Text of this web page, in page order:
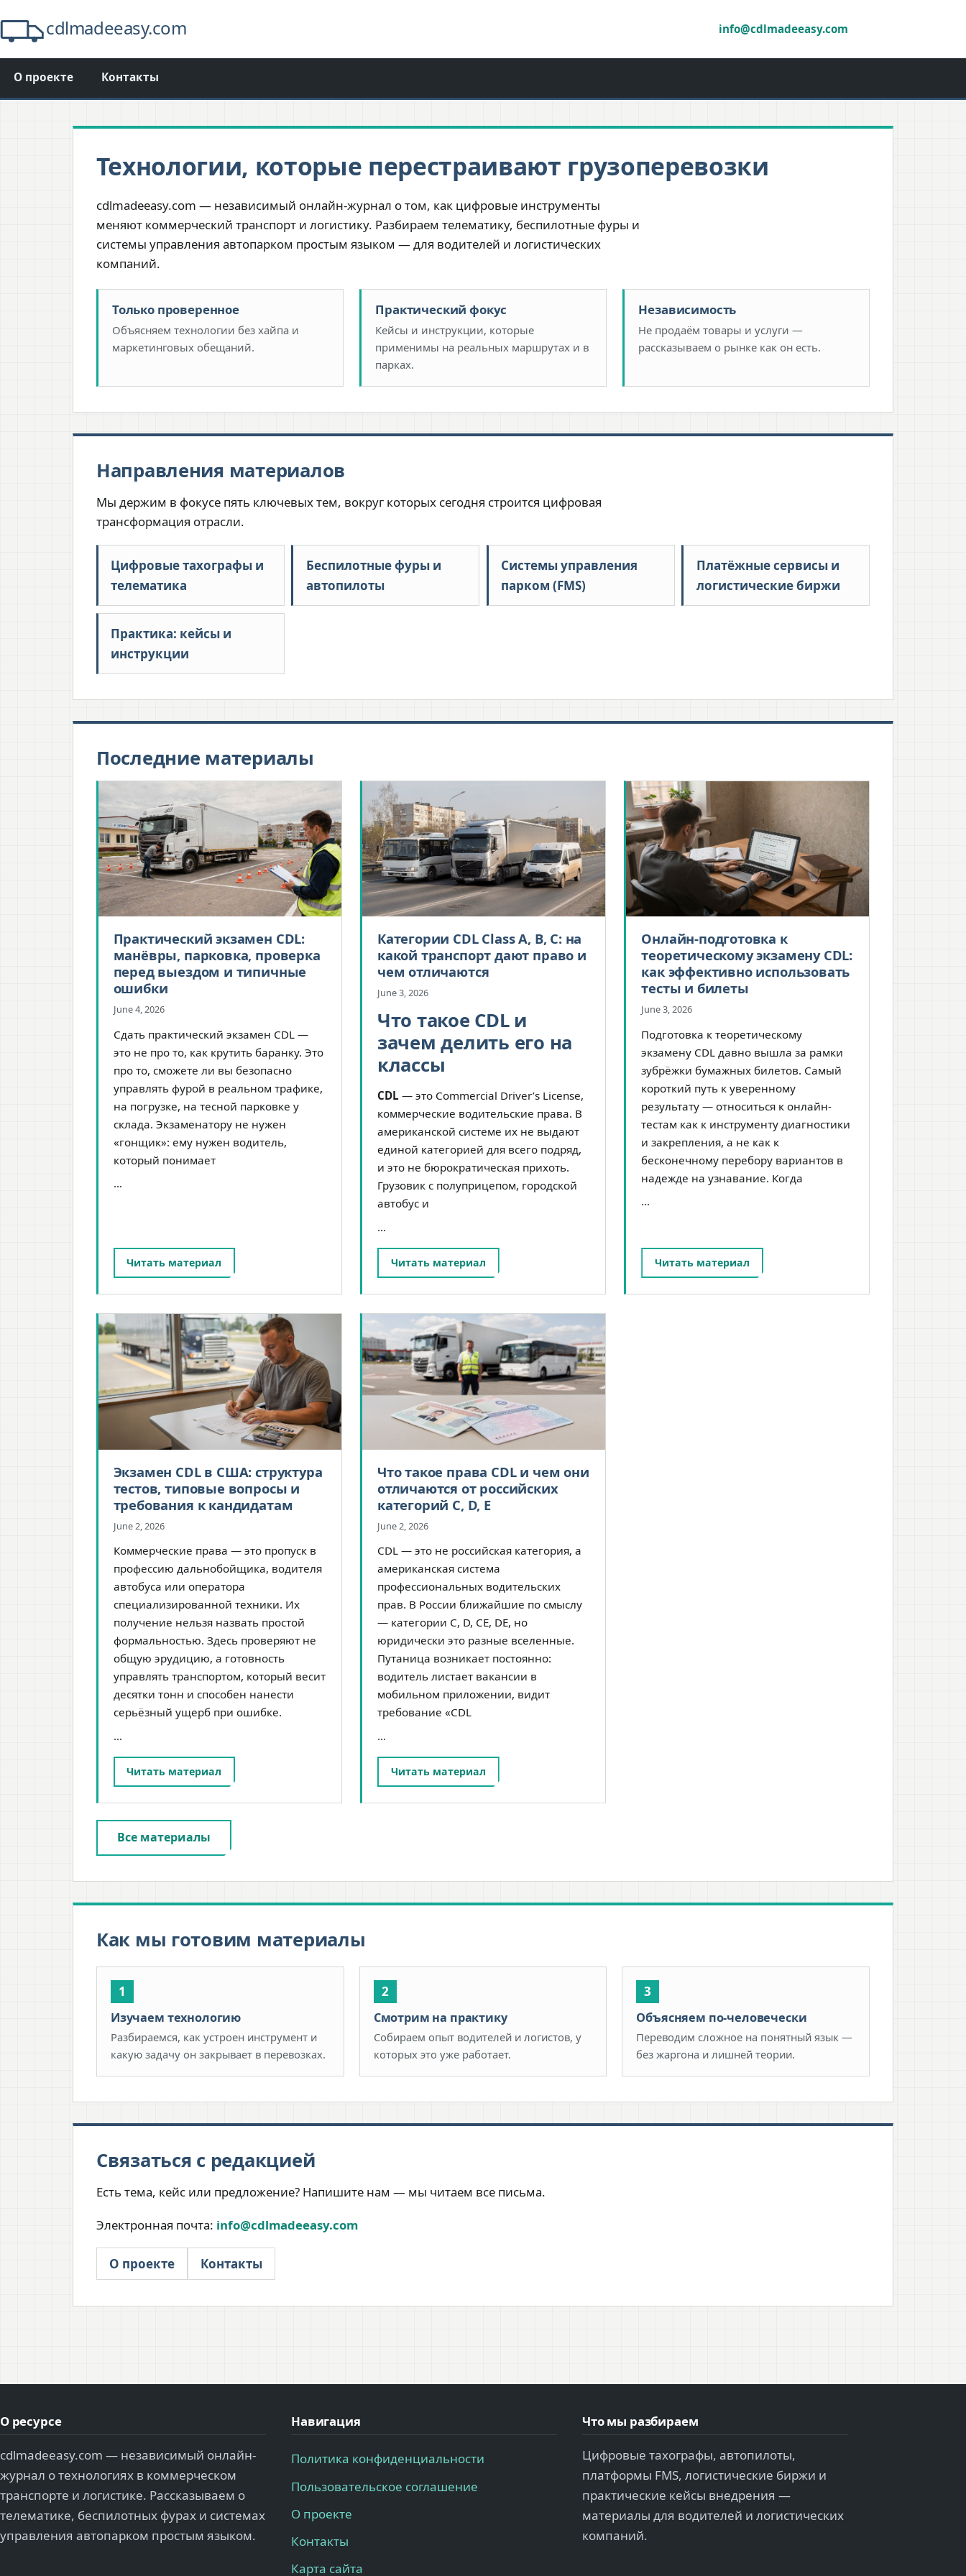
cdlmadeeasy.com info@cdlmadeeasy.com
О проекте Контакты
Технологии, которые перестраивают грузоперевозки
cdlmadeeasy.com — независимый онлайн-журнал о том, как цифровые инструменты
меняют коммерческий транспорт и логистику. Разбираем телематику, беспилотные фуры и
системы управления автопарком простым языком — для водителей и логистических
компаний.
Только проверенное
Объясняем технологии без хайпа и
маркетинговых обещаний.
Практический фокус
Кейсы и инструкции, которые
применимы на реальных маршрутах и в
парках.
Независимость
Не продаём товары и услуги —
рассказываем о рынке как он есть.
Направления материалов
Мы держим в фокусе пять ключевых тем, вокруг которых сегодня строится цифровая
трансформация отрасли.
Цифровые тахографы и
телематика
Беспилотные фуры и
автопилоты
Системы управления
парком (FMS)
Платёжные сервисы и
логистические биржи
Практика: кейсы и
инструкции
Последние материалы
Практический экзамен CDL:
манёвры, парковка, проверка
перед выездом и типичные
ошибки
June 4, 2026
Сдать практический экзамен CDL —
это не про то, как крутить баранку. Это
про то, сможете ли вы безопасно
управлять фурой в реальном трафике,
на погрузке, на тесной парковке у
склада. Экзаменатору не нужен
«гонщик»: ему нужен водитель,
который понимает
…
Читать материал
Категории CDL Class A, B, C: на
какой транспорт дают право и
чем отличаются
June 3, 2026
Что такое CDL и
зачем делить его на
классы
CDL — это Commercial Driver’s License,
коммерческие водительские права. В
американской системе их не выдают
единой категорией для всего подряд,
и это не бюрократическая прихоть.
Грузовик с полуприцепом, городской
автобус и
…
Читать материал
Онлайн-подготовка к
теоретическому экзамену CDL:
как эффективно использовать
тесты и билеты
June 3, 2026
Подготовка к теоретическому
экзамену CDL давно вышла за рамки
зубрёжки бумажных билетов. Самый
короткий путь к уверенному
результату — относиться к онлайн-
тестам как к инструменту диагностики
и закрепления, а не как к
бесконечному перебору вариантов в
надежде на узнавание. Когда
…
Читать материал
Экзамен CDL в США: структура
тестов, типовые вопросы и
требования к кандидатам
June 2, 2026
Коммерческие права — это пропуск в
профессию дальнобойщика, водителя
автобуса или оператора
специализированной техники. Их
получение нельзя назвать простой
формальностью. Здесь проверяют не
общую эрудицию, а готовность
управлять транспортом, который весит
десятки тонн и способен нанести
серьёзный ущерб при ошибке.
…
Читать материал
Что такое права CDL и чем они
отличаются от российских
категорий C, D, E
June 2, 2026
CDL — это не российская категория, а
американская система
профессиональных водительских
прав. В России ближайшие по смыслу
— категории C, D, CE, DE, но
юридически это разные вселенные.
Путаница возникает постоянно:
водитель листает вакансии в
мобильном приложении, видит
требование «CDL
…
Читать материал
Все материалы
Как мы готовим материалы
Изучаем технологию
Разбираемся, как устроен инструмент и
какую задачу он закрывает в перевозках.
Смотрим на практику
Собираем опыт водителей и логистов, у
которых это уже работает.
Объясняем по-человечески
Переводим сложное на понятный язык —
без жаргона и лишней теории.
Связаться с редакцией
Есть тема, кейс или предложение? Напишите нам — мы читаем все письма.
Электронная почта: info@cdlmadeeasy.com
О проекте Контакты
О ресурсе
cdlmadeeasy.com — независимый онлайн-
журнал о технологиях в коммерческом
транспорте и логистике. Рассказываем о
телематике, беспилотных фурах и системах
управления автопарком простым языком.
Навигация
Политика конфиденциальности
Пользовательское соглашение
О проекте
Контакты
Карта сайта
Что мы разбираем
Цифровые тахографы, автопилоты,
платформы FMS, логистические биржи и
практические кейсы внедрения —
материалы для водителей и логистических
компаний.